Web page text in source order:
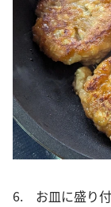
6. お皿に盛り付